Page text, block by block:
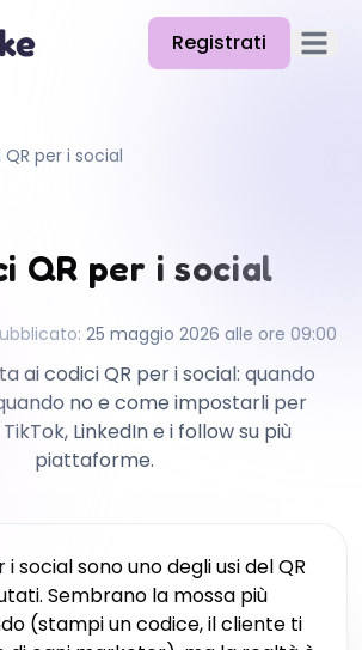
Registrati Apri il
per i social
QR per i social
: 25 maggio 2026 alle ore 09:00
ai codici QR per i social: quando
no e come impostarli per
LinkedIn e i follow su più
piattaforme.
i social sono uno degli usi del QR
Sembrano la mossa più
(stampi un codice, il cliente ti